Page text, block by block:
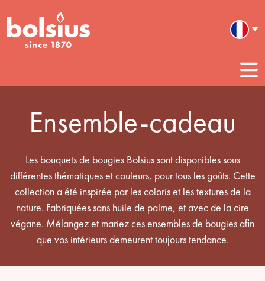
Ensemble-cadeau
Les bouquets de bougies Bolsius sont disponibles sous
différentes thématiques et couleurs, pour tous les goûts. Cette
collection a été inspirée par les coloris et les textures de la
nature. Fabriquées sans huile de palme, et avec de la cire
végane. Mélangez et mariez ces ensembles de bougies afin
que vos intérieurs demeurent toujours tendance.